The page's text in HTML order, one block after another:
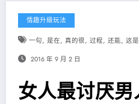
情趣升級玩法
一句, 是在, 真的很, 过程, 还能, 这是
2016 年 9 月 2 日
女人最讨厌